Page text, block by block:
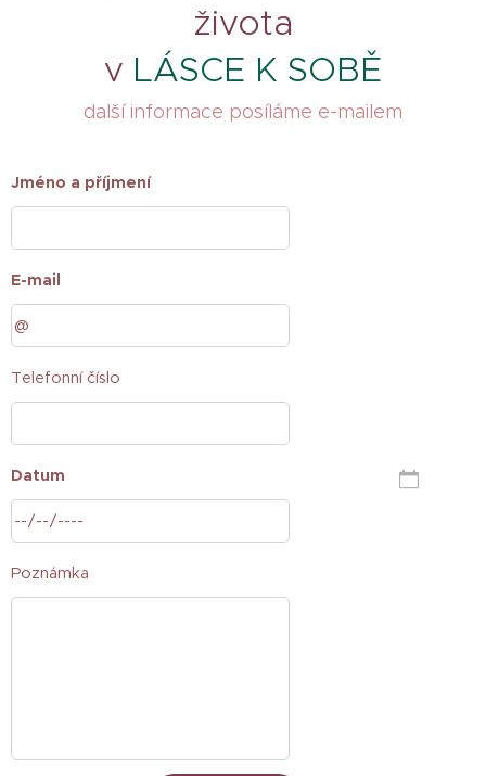
života
v LÁSCE K SOBĚ
další informace posíláme e-mailem
Jméno a příjmení
E-mail
Telefonní číslo
Datum
Poznámka